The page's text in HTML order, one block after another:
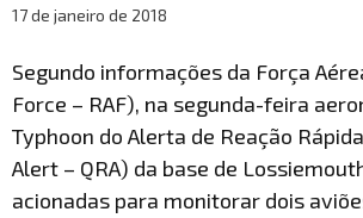
17 de janeiro de 2018
Segundo informações da Força
Force – RAF), na segunda-feira
Typhoon do Alerta de Reação
Alert – QRA) da base de
acionadas para monitorar dois